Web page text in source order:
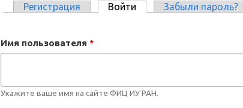
Регистрация Войти (активная вкладка)
Забыли пароль?
Имя пользователя *
Укажите ваше имя на сайте ФИЦ ИУ РАН.